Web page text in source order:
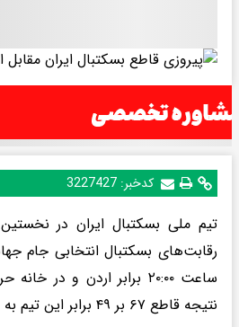
کدخبر: 3227427
تیم ملی بسکتبال ایران در
ساعت ۲۰:۰۰ برابر اردن و
نتیجه قاطع ۶۷ بر ۴۹ برابر این تیم به برتری رسید.